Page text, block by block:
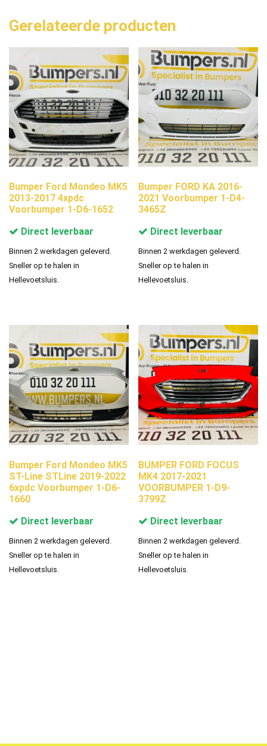
Gerelateerde producten
Bumper Ford Mondeo MK5
2013-2017 4xpdc
Voorbumper 1-D6-1652
Direct leverbaar
Binnen 2 werkdagen geleverd.
Sneller op te halen in
Hellevoetsluis.
Bumper FORD KA 2016-
2021 Voorbumper 1-D4-
3465Z
Direct leverbaar
Binnen 2 werkdagen geleverd.
Sneller op te halen in
Hellevoetsluis.
Bumper Ford Mondeo MK5
ST-Line STLine 2019-2022
6xpdc Voorbumper 1-D6-
1660
Direct leverbaar
Binnen 2 werkdagen geleverd.
Sneller op te halen in
Hellevoetsluis.
BUMPER FORD FOCUS
MK4 2017-2021
VOORBUMPER 1-D9-
3799Z
Direct leverbaar
Binnen 2 werkdagen geleverd.
Sneller op te halen in
Hellevoetsluis.